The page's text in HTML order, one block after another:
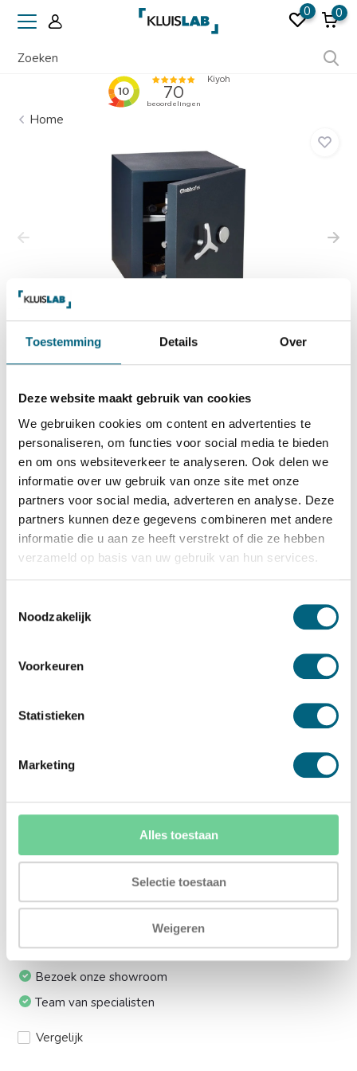
Toestemming Details Over
Deze website maakt gebruik van cookies
We gebruiken cookies om content en advertenties te
personaliseren, om functies voor social media te bieden
en om ons websiteverkeer te analyseren. Ook delen we
informatie over uw gebruik van onze site met onze
partners voor social media, adverteren en analyse. Deze
partners kunnen deze gegevens combineren met andere
informatie die u aan ze heeft verstrekt of die ze hebben
verzameld op basis van uw gebruik van hun services.
Noodzakelijk
Voorkeuren
Statistieken
Marketing
Alles toestaan
Selectie toestaan
Weigeren
0 0
Home
Chubbsafes
Bekijk alles Inbraakwerende Kluis
3.449,-
Op voorraad: .
Bekijk de reviews
Officieel ECB-S gecertificeerde brand en inbraakwerende
kluis in de klasse 2 / grade II / CEN 2 conform EN 1143-1
papier)....Toon meer
Meerprijs installeren begane grond of op etage met
Ja (+€169,00)
Ik installeer de kluis graag zelf:
Ja, levering tot aan uw voordeur
24/7 bereikbaar
Bezoek onze showroom
Team van specialisten
Vergelijk